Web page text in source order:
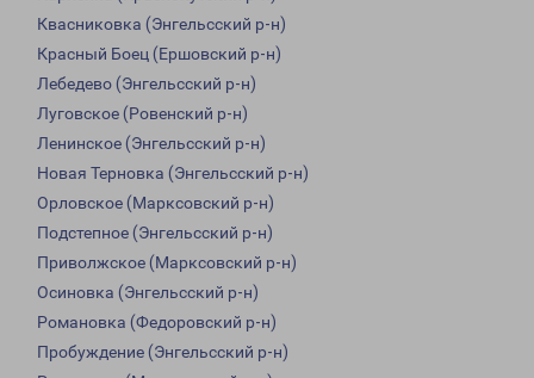
Квасниковка (Энгельсский р-н)
Красный Боец (Ершовский р-н)
Лебедево (Энгельсский р-н)
Луговское (Ровенский р-н)
Ленинское (Энгельсский р-н)
Новая Терновка (Энгельсский р-н)
Орловское (Марксовский р-н)
Подстепное (Энгельсский р-н)
Приволжское (Марксовский р-н)
Осиновка (Энгельсский р-н)
Романовка (Федоровский р-н)
Пробуждение (Энгельсский р-н)